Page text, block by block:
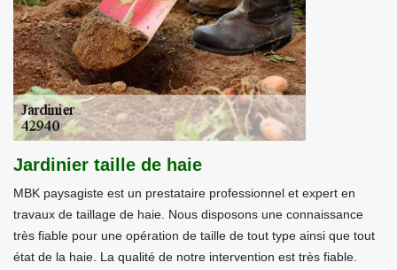
Jardinier taille de haie
MBK paysagiste est un prestataire professionnel et expert en
travaux de taillage de haie. Nous disposons une connaissance
très fiable pour une opération de taille de tout type ainsi que tout
état de la haie. La qualité de notre intervention est très fiable.